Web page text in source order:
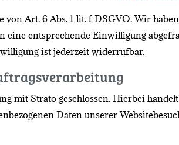
Art. 6 Abs. 1 lit. f DSGVO. Wir
eine entsprechende Einwilligung
ist jederzeit widerrufbar.
mit Strato geschlossen. Hierbei
Daten unserer